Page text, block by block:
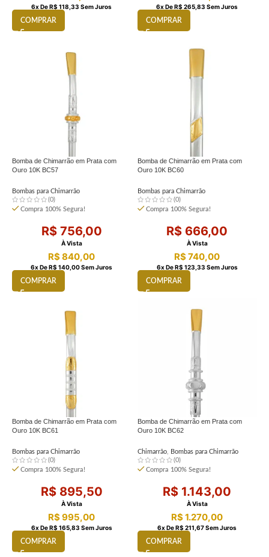
6X DeR$ 118,33 Sem Juros
COMPRAR
6X DeR$ 265,83 Sem Juros
COMPRAR
Bomba de Chimarrão em Prata com
Ouro 10K BC57
Bombas para Chimarrão
(0)
Compra 100% Segura!
R$756,00
À Vista
R$840,00
6X DeR$ 140,00Sem Juros
COMPRAR
Bomba de Chimarrão em Prata com
Ouro 10K BC60
Bombas para Chimarrão
(0)
Compra 100% Segura!
R$ 666,00
À Vista
R$740,00
6X DeR$ 123,33 Sem Juros
COMPRAR
Bomba de Chimarrão em Prata com
Ouro 10K BC61
Bombas para Chimarrão
(0)
Compra 100% Segura!
R$895,50
À Vista
R$995,00
6X DeR$ 165,83 Sem Juros
COMPRAR
Bomba de Chimarrão em Prata com
Ouro 10K BC62
Chimarrão,
Bombas para Chimarrão
(0)
Compra 100% Segura!
R$ 1.143,00
À Vista
R$1.270,00
6X DeR$ 211,67Sem Juros
COMPRAR